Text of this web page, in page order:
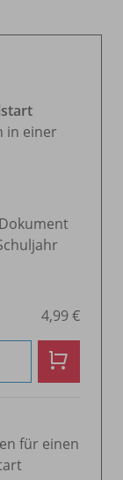
in einer
4,99 €
für einen